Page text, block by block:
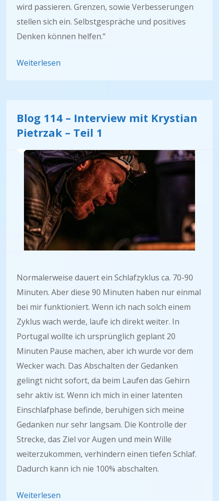
wird passieren. Grenzen, sowie Verbesserungen
stellen sich ein. Selbstgespräche und positives
Denken können helfen.“
Weiterlesen
Blog 114 – Interview mit Krystian
Pietrzak – Teil 1
Normalerweise dauert ein Schlafzyklus ca. 70-90
Minuten. Aber diese 90 Minuten haben nur einmal
bei mir funktioniert. Wenn ich nach solch einem
Zyklus wach werde, laufe ich direkt weiter. In
Portugal wollte ich ursprünglich geplant 20
Minuten Pause machen, aber ich wurde vor dem
Wecker wach. Das Abschalten der Gedanken
gelingt nicht sofort, da beim Laufen das Gehirn
sehr aktiv ist. Wenn ich mich in einer latenten
Einschlafphase befinde, beruhigen sich meine
Gedanken nur sehr langsam. Die Kontrolle der
Strecke, das Ziel vor Augen und mein Wille
weiterzukommen, verhindern einen tiefen Schlaf.
Dadurch kann ich nie 100% abschalten.
Weiterlesen